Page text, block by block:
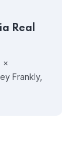
Real
×
Frankly,